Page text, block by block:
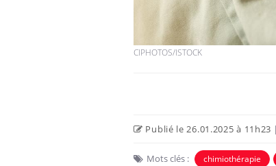
CIPHOTOS/ISTOCK
Publié le 26.01.2025 à 11h23
Mots clés : chimiothérapie